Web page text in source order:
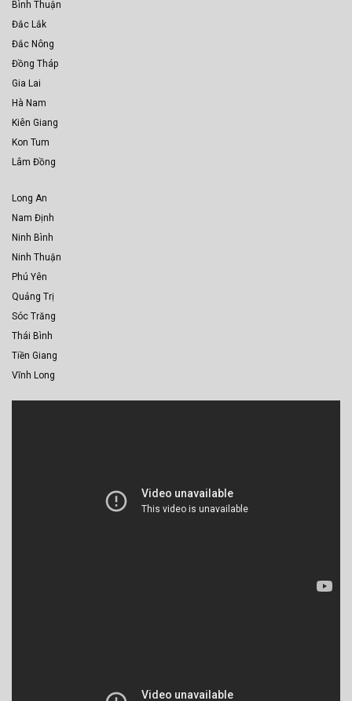
Bình Thuận
Đắc Lắk
Đắc Nông
Đồng Tháp
Gia Lai
Hà Nam
Kiên Giang
Kon Tum
Lâm Đồng
Long An
Nam Định
Ninh Bình
Ninh Thuận
Phú Yên
Quảng Trị
Sóc Trăng
Thái Bình
Tiền Giang
Vĩnh Long